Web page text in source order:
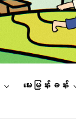
မေးမြန်းခန်း